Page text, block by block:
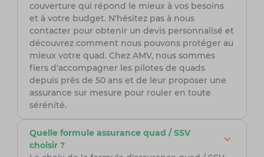
couverture qui répond le mieux à vos besoins
et à votre budget. N'hésitez pas à nous
contacter pour obtenir un devis personnalisé et
découvrez comment nous pouvons protéger au
mieux votre quad. Chez AMV, nous sommes
fiers d'accompagner les pilotes de quads
depuis près de 50 ans et de leur proposer une
assurance sur mesure pour rouler en toute
sérénité.
Quelle formule assurance quad / SSV
choisir ?